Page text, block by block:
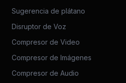
Sugerencia de plátano
Disruptor de Voz
Compresor de Video
Compresor de Imágenes
Compresor de Audio